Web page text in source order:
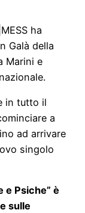
ha
Galà della
Marini e
in tutto il
a
ad arrivare
singolo
e Psiche” è
sulle